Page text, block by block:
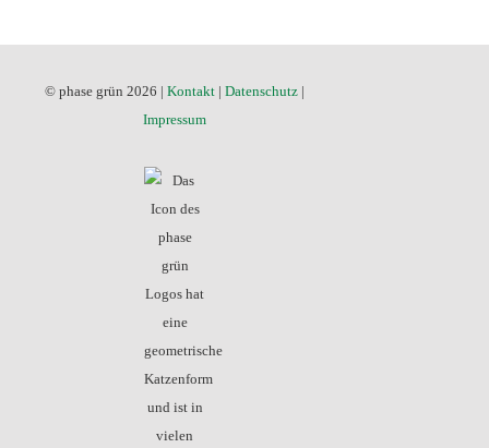
© phase grün 2026 | Kontakt | Datenschutz |
Impressum